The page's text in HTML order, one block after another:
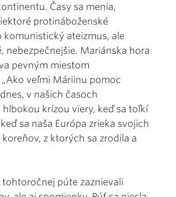
Časy sa menia,
protináboženské
komunistický ateizmus, ale
nebezpečnejšie. Mariánska hora
pevným miestom
„Ako veľmi Máriinu pomoc
v našich časoch
krízou viery, keď sa toľkí
sa naša Európa zrieka svojich
z ktorých sa zrodila a
tohtoročnej púte zaznievali